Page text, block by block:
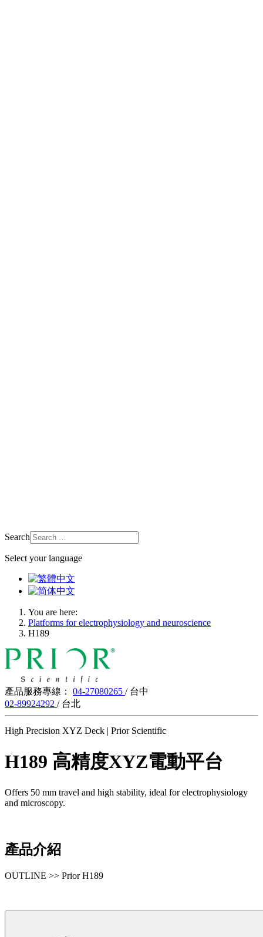
Search
Select your language
You are here:
Platforms for electrophysiology and neuroscience
H189
產品服務專線： 04-27080265 / 台中
02-89924292 / 台北
High Precision XYZ Deck | Prior Scientific
H189 高精度XYZ電動平台
Offers 50 mm travel and high stability, ideal for electrophysiology
and microscopy.
產品介紹
OUTLINE >> Prior H189